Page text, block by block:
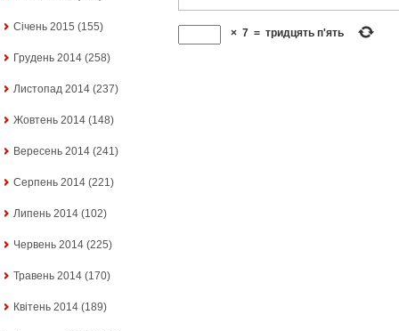
Січень 2015 (155)
Грудень 2014 (258)
Листопад 2014 (237)
Жовтень 2014 (148)
Вересень 2014 (241)
Серпень 2014 (221)
Липень 2014 (102)
Червень 2014 (225)
Травень 2014 (170)
Квітень 2014 (189)
× 7 = тридцять п'ять